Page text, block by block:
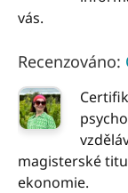
vás.
Recenzováno:
magisterské
ekonomie.